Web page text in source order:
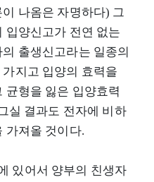
나옴은 자명하다) 그
입양신고가 전연 없는
출생신고라는 일종의
지고 입양의 효력을
균형을 잃은 입양효력
실 결과도 전자에 비하
가져올 것이다.
있어서 양부의 친생자